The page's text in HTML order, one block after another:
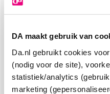
DA maakt gebruik van
Da.nl gebruikt cookies
(nodig voor de site),
statistiek/analytics
marketing
8.6 uit
Over DA
Klantenservice